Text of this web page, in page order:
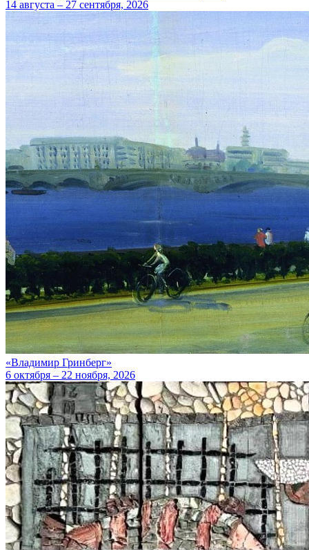
14 августа – 27 сентября, 2026
«Владимир Гринберг»
6 октября – 22 ноября, 2026